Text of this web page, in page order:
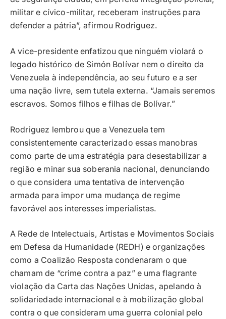
militar e cívico-militar, receberam instruções para
defender a pátria”, afirmou Rodriguez.
A vice-presidente enfatizou que ninguém violará o
legado histórico de Simón Bolívar nem o direito da
Venezuela à independência, ao seu futuro e a ser
uma nação livre, sem tutela externa. “Jamais seremos
escravos. Somos filhos e filhas de Bolívar.”
Rodriguez lembrou que a Venezuela tem
consistentemente caracterizado essas manobras
como parte de uma estratégia para desestabilizar a
região e minar sua soberania nacional, denunciando
o que considera uma tentativa de intervenção
armada para impor uma mudança de regime
favorável aos interesses imperialistas.
A Rede de Intelectuais, Artistas e Movimentos Sociais
em Defesa da Humanidade (REDH) e organizações
como a Coalizão Resposta condenaram o que
chamam de “crime contra a paz” e uma flagrante
violação da Carta das Nações Unidas, apelando à
solidariedade internacional e à mobilização global
contra o que consideram uma guerra colonial pelo